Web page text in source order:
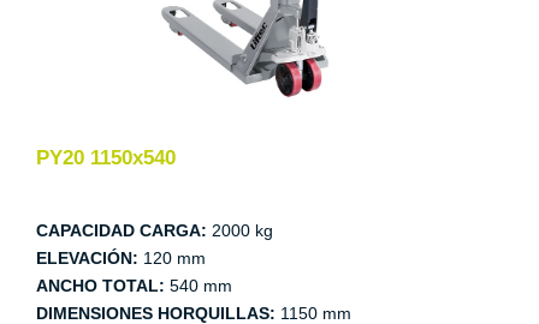
PY20 1150x540
CAPACIDAD CARGA: 2000 kg
ELEVACIÓN: 120 mm
ANCHO TOTAL: 540 mm
DIMENSIONES HORQUILLAS: 1150 mm